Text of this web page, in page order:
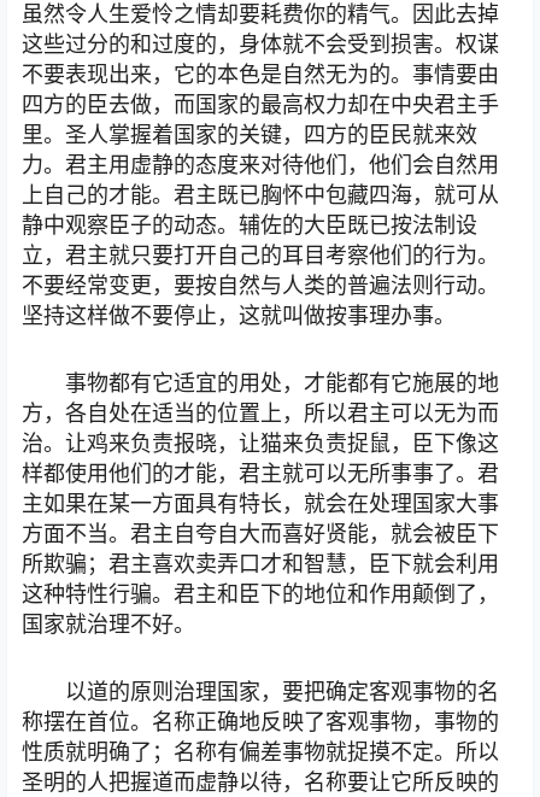
虽然令人生爱怜之情却要耗费你的精气。因此去掉
这些过分的和过度的，身体就不会受到损害。权谋
不要表现出来，它的本色是自然无为的。事情要由
四方的臣去做，而国家的最高权力却在中央君主手
里。圣人掌握着国家的关键，四方的臣民就来效
力。君主用虚静的态度来对待他们，他们会自然用
上自己的才能。君主既已胸怀中包藏四海，就可从
静中观察臣子的动态。辅佐的大臣既已按法制设
立，君主就只要打开自己的耳目考察他们的行为。
不要经常变更，要按自然与人类的普遍法则行动。
坚持这样做不要停止，这就叫做按事理办事。
事物都有它适宜的用处，才能都有它施展的地
方，各自处在适当的位置上，所以君主可以无为而
治。让鸡来负责报晓，让猫来负责捉鼠，臣下像这
样都使用他们的才能，君主就可以无所事事了。君
主如果在某一方面具有特长，就会在处理国家大事
方面不当。君主自夸自大而喜好贤能，就会被臣下
所欺骗；君主喜欢卖弄口才和智慧，臣下就会利用
这种特性行骗。君主和臣下的地位和作用颠倒了，
国家就治理不好。
以道的原则治理国家，要把确定客观事物的名
称摆在首位。名称正确地反映了客观事物，事物的
性质就明确了；名称有偏差事物就捉摸不定。所以
圣明的人把握道而虚静以待，名称要让它所反映的